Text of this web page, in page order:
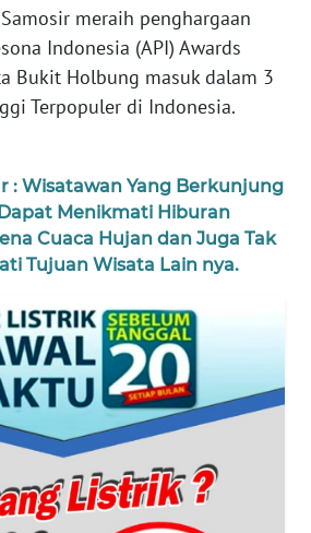
Samosir meraih penghargaan
Indonesia (API) Awards
Bukit Holbung masuk dalam 3
Terpopuler di Indonesia.
: Wisatawan Yang Berkunjung
Menikmati Hiburan
Cuaca Hujan dan Juga Tak
Tujuan Wisata Lain nya.